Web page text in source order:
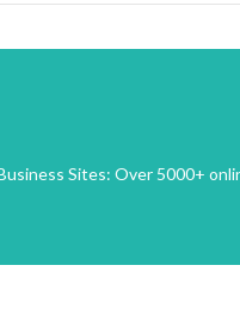
Sites: Over 5000+